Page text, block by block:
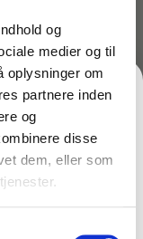
og
medier og til
oplysninger om
partnere inden
og
disse
dem, eller som
Læg i kurv